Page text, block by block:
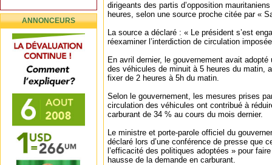
ANNONCEURS
dirigeants des partis d’opposition
heures, selon une source proche citée par «
La source a déclaré : « Le président s’est
réexaminer l’interdiction de circulation
En avril dernier, le gouvernement avait
des véhicules de minuit à 5 heures du matin,
fixer de 2 heures à 5h du matin.
Selon le gouvernement, les mesures prises
circulation des véhicules ont contribué à
carburant de 34 % au cours du mois dernier.
Le ministre et porte-parole officiel du
déclaré lors d’une conférence de presse que
l’efficacité des politiques adoptées » pour
hausse de la demande en carburant.